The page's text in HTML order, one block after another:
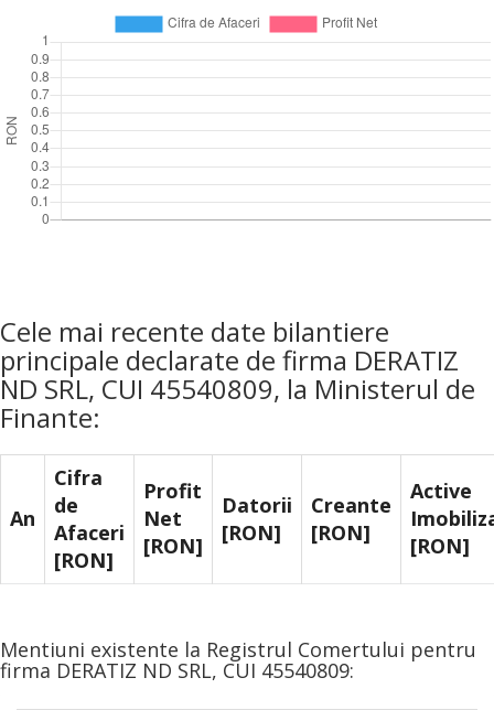
Cele mai recente date bilantiere
principale declarate de firma DERATIZ
ND SRL, CUI 45540809, la Ministerul de
Finante:
An
Cifra
de
Afaceri
[RON]
Profit
Net
[RON]
Datorii
[RON]
Creante
[RON]
Active
[RON]
Mentiuni existente la Registrul Comertului pentru
firma DERATIZ ND SRL, CUI 45540809: